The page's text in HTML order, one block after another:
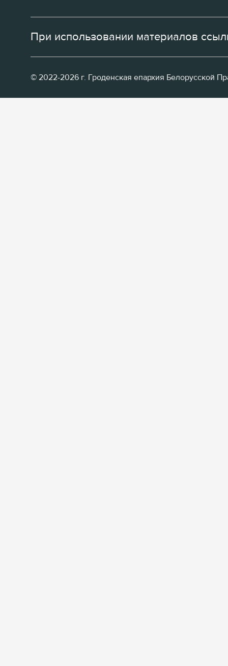
При использовании материалов
© 2022-2026 г. Гроденская епархия Белорусской